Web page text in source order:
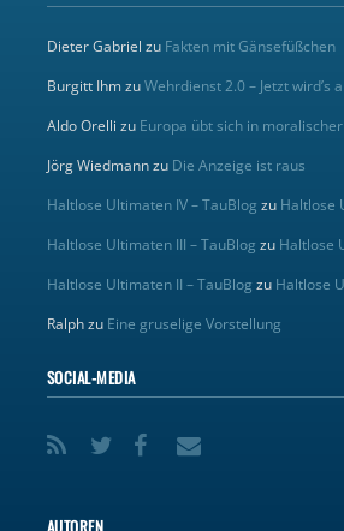
Dieter Gabriel zu Fakten mit Gänsefüßchen
Burgitt IhmzuWehrdienst 2.0 – Jetzt wird’s
Aldo Orelli zu Europa übt sich in
Jörg Wiedmannzu Die Anzeige ist raus
Haltlose Ultimaten IV – TauBlog zu Haltlose
Haltlose Ultimaten III – TauBlog zu Haltlose
Haltlose Ultimaten II – TauBlog zu Haltlose
Ralphzu Eine gruselige Vorstellung
SOCIAL-MEDIA
AUTOREN